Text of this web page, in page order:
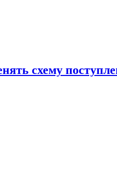
схему